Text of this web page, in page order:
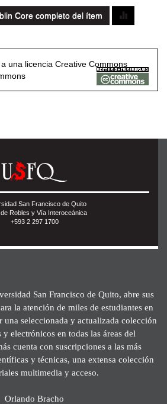
Core completo del ítem
una licencia Creative Commons
San Francisco de Quito
de Robles y Vía Interoceánica
+593 2 297 1700
San Francisco de Quito, abre sus
la atención de miles de estudiantes en
una seleccionada y actualizada colección
electrónicos en todas las áreas del
cuenta con suscripciones a las más
y técnicas, una extensa colección
multimedia y acceso.
Orlando Bracho